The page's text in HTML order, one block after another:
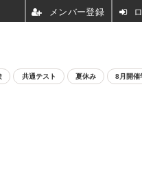
共通テスト 夏休み 8月開催